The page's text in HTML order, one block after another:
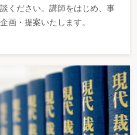
ください。講師をはじめ、事
画・提案いたします。